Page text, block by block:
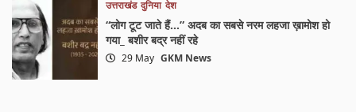
उत्तराखंड दुनिया देश
“लोग टूट जाते हैं…” अदब का सबसे नरम लहजा ख़ामोश हो
गया_ बशीर बद्र नहीं रहे
29 May GKM News